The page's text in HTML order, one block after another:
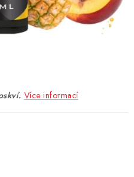
vrátit zboží
Více informací